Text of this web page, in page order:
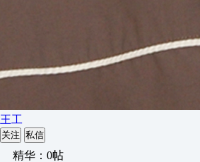
王工
关注 私信
精华：0帖